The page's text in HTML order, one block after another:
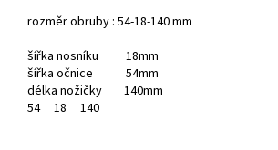
rozměr obruby : 54-18-140 mm
šířka nosníku 18mm
šířka očnice 54mm
délka nožičky 140mm
54 18 140